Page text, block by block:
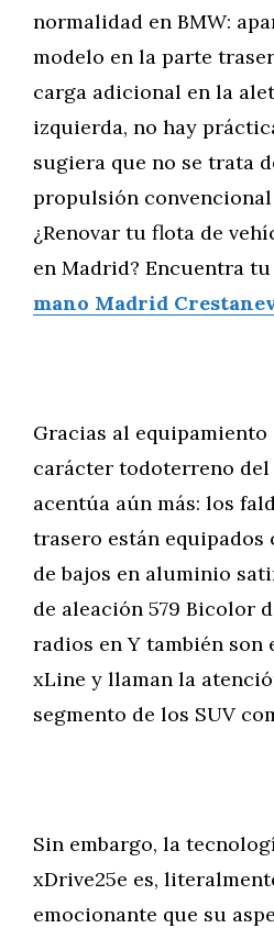
normalidad en BMW:
modelo en la parte
carga adicional en la
izquierda, no hay
sugiera que no se trata
propulsión
¿Renovar tu flota de
en Madrid? Encuentra tu
mano Madrid
Gracias al
carácter todoterreno del
acentúa aún más: los
trasero están
de bajos en aluminio
de aleación 579 Bicolor
radios en Y también son
xLine y llaman la
segmento de los SUV
Sin embargo, la
xDrive25e es,
emocionante que su